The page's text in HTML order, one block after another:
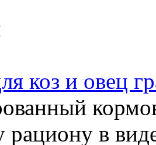
коз и овец
рациону в